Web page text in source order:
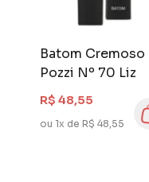
Batom Cremoso
Pozzi Nº 70 Liz
R$ 48,55
ou 1x de R$ 48,55